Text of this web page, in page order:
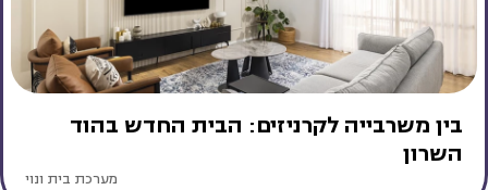
בין משרבייה לקרניזים: הבית החדש בהוד
השרון
מערכת בית ונוי